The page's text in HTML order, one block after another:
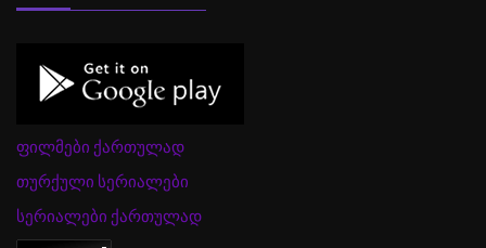
ფილმები ქართულად
თურქული სერიალები
სერიალები ქართულად